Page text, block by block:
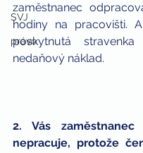
SVJ
právo
zaměstnanec
hodiny na pracovišti.
poskytnutá
nedaňový náklad.
2. Vás
nepracuje, protože